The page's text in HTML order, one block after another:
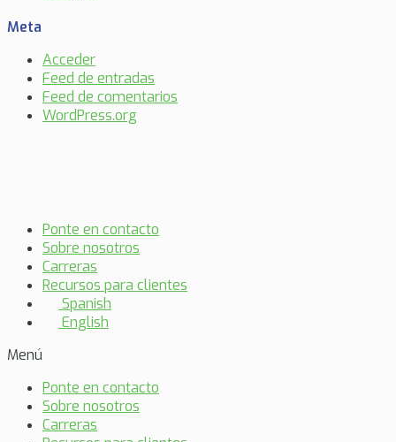
Meta
Acceder
Feed de entradas
Feed de comentarios
WordPress.org
Ponte en contacto
Sobre nosotros
Carreras
Recursos para clientes
Spanish
English
Menú
Ponte en contacto
Sobre nosotros
Carreras